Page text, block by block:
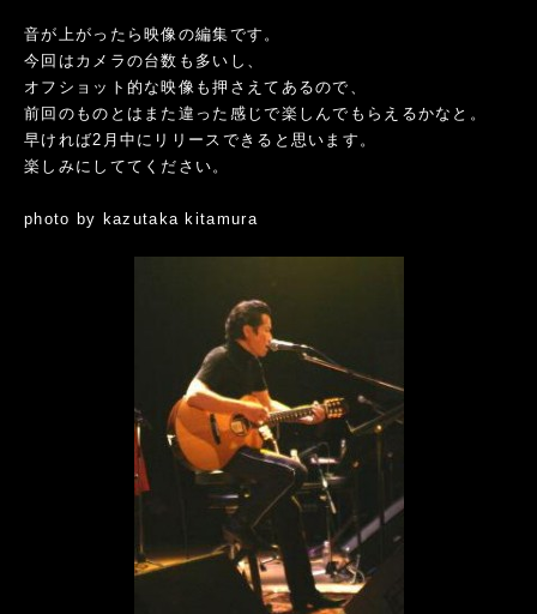
音が上がったら映像の編集です。
今回はカメラの台数も多いし、
オフショット的な映像も押さえてあるので、
前回のものとはまた違った感じで楽しんでもらえるかなと。
早ければ2月中にリリースできると思います。
楽しみにしててください。
photo by kazutaka kitamura